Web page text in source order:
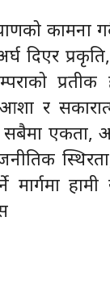
कामना
दिएर
र
एकता,
मार्गमा